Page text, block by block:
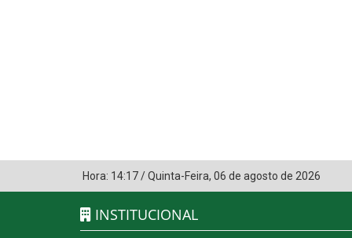
Hora: 14:17/Quinta-Feira, 06 de agosto de 2026
INSTITUCIONAL